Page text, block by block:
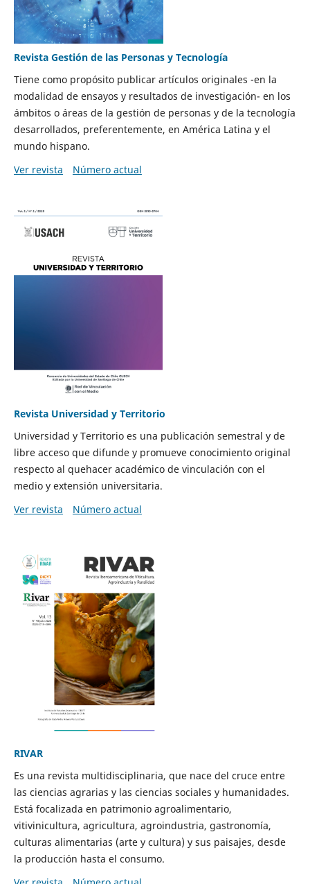
Revista Gestión de las Personas y Tecnología
Tiene como propósito publicar artículos originales -en la
modalidad de ensayos y resultados de investigación- en los
ámbitos o áreas de la gestión de personas y de la tecnología
desarrollados, preferentemente, en América Latina y el
mundo hispano.
Ver revista
Número actual
Revista Universidad y Territorio
Universidad y Territorio es una publicación semestral y de
libre acceso que difunde y promueve conocimiento original
respecto al quehacer académico de vinculación con el
medio y extensión universitaria.
Ver revista
Número actual
RIVAR
Es una revista multidisciplinaria, que nace del cruce entre
las ciencias agrarias y las ciencias sociales y humanidades.
Está focalizada en patrimonio agroalimentario,
vitivinicultura, agricultura, agroindustria, gastronomía,
culturas alimentarias (arte y cultura) y sus paisajes, desde
la producción hasta el consumo.